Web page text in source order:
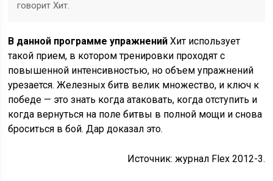
говорит Хит.
В данной программе упражнений Хит использует
такой прием, в котором тренировки проходят с
повышенной интенсивностью, но объем упражнений
урезается. Железных битв велик множество, и ключ к
победе — это знать когда атаковать, когда отступить и
когда вернуться на поле битвы в полной мощи и снова
броситься в бой. Дар доказал это.
Источник: журнал Flex 2012-3.